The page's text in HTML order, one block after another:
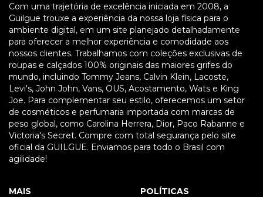
Com uma trajetória de excelência iniciada em 2008, a
Guilgue trouxe a experiência da nossa loja física para o
ambiente digital, em um site planejado detalhadamente
para oferecer a melhor experiência e comodidade aos
nossos clientes. Trabalhamos com coleções exclusivas de
roupas e calçados 100% originais das maiores grifes do
mundo, incluindo Tommy Jeans, Calvin Klein, Lacoste,
Levi's, John John, Vans, OUS, Acostamento, Wats e King
Joe. Para complementar seu estilo, oferecemos um setor
de cosméticos e perfumaria importada com marcas de
peso global, como Carolina Herrera, Dior, Paco Rabanne e
Victoria's Secret. Compre com total segurança pelo site
oficial da GUILGUE. Enviamos para todo o Brasil com
agilidade!
MAIS POLÍTICAS